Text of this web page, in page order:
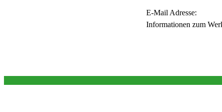
E-Mail Adresse:
Informationen zum